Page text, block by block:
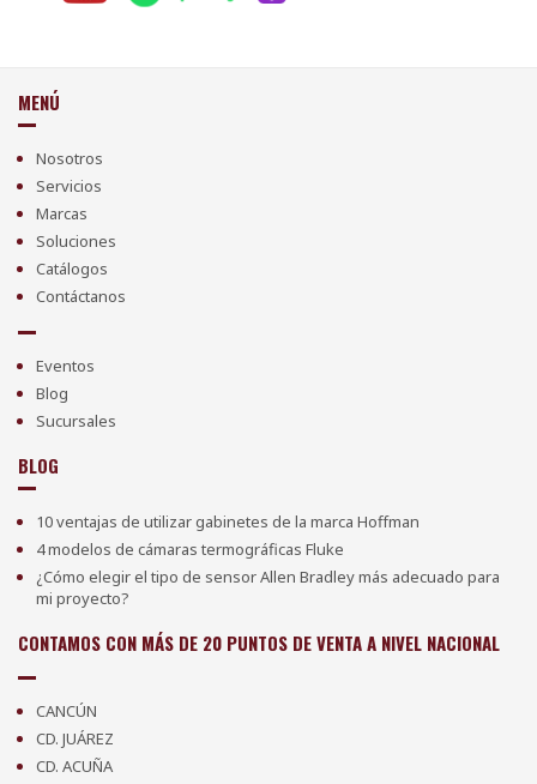
MENÚ
Nosotros
Servicios
Marcas
Soluciones
Catálogos
Contáctanos
Eventos
Blog
Sucursales
BLOG
10 ventajas de utilizar gabinetes de la marca Hoffman
4 modelos de cámaras termográficas Fluke
¿Cómo elegir el tipo de sensor Allen Bradley más adecuado para
mi proyecto?
CONTAMOS CON MÁS DE 20 PUNTOS DE VENTA A NIVEL NACIONAL
CANCÚN
CD. JUÁREZ
CD. ACUÑA